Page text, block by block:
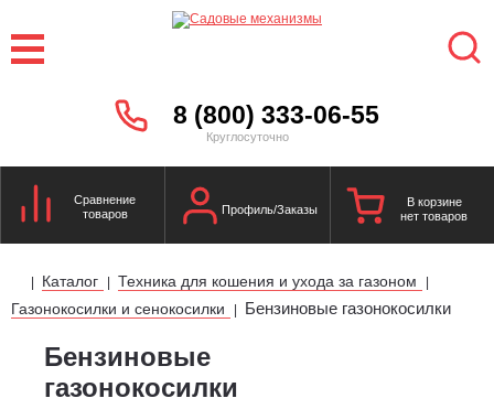
8 (800) 333-06-55
Круглосуточно
Сравнение
товаров
Профиль/Заказы
В корзине
нет товаров
| Каталог | Техника для кошения и ухода за газоном |
Газонокосилки и сенокосилки | Бензиновые газонокосилки
Бензиновые
газонокосилки